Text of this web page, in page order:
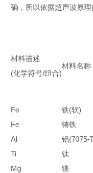
确，所以依据超声波原
材料描述
(化学符号/组合)
材料名称
Fe
铁(软)
Fe
铸铁
Al
铝(7075-
Ti
钛
Mg
镁